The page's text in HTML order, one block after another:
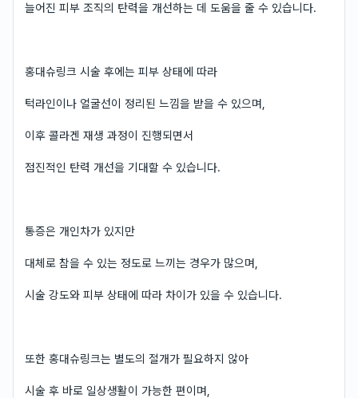
늘어진 피부 조직의 탄력을 개선하는 데 도움을 줄 수 있습니다.
홍대슈링크 시술 후에는 피부 상태에 따라
턱라인이나 얼굴선이 정리된 느낌을 받을 수 있으며,
이후 콜라겐 재생 과정이 진행되면서
점진적인 탄력 개선을 기대할 수 있습니다.
통증은 개인차가 있지만
대체로 참을 수 있는 정도로 느끼는 경우가 많으며,
시술 강도와 피부 상태에 따라 차이가 있을 수 있습니다.
또한 홍대슈링크는 별도의 절개가 필요하지 않아
시술 후 바로 일상생활이 가능한 편이며,